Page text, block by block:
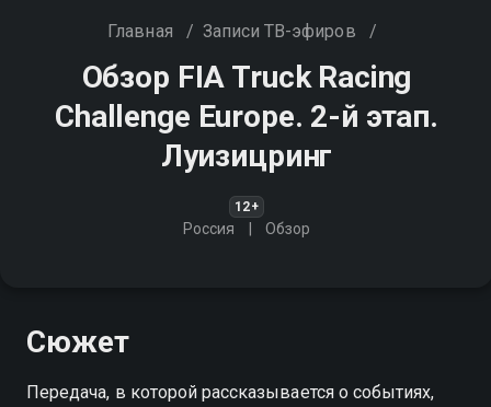
Главная / Записи ТВ-эфиров /
Обзор FIA Truck Racing
Challenge Europe. 2-й этап.
Луизицринг
12+
Россия Обзор
Сюжет
Передача, в которой рассказывается о событиях,